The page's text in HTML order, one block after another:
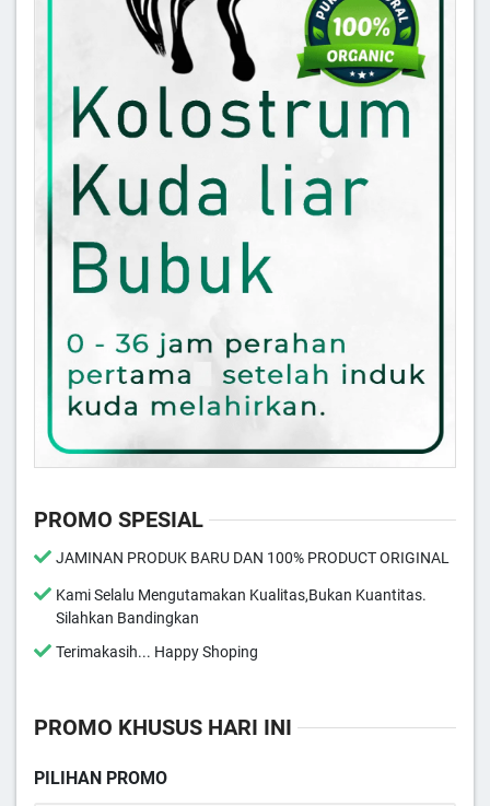
PROMO SPESIAL
JAMINAN PRODUK BARU DAN 100% PRODUCT ORIGINAL
Kami Selalu Mengutamakan Kualitas,Bukan Kuantitas.
Silahkan Bandingkan
Terimakasih... Happy Shoping
PROMO KHUSUS HARI INI
PILIHAN PROMO